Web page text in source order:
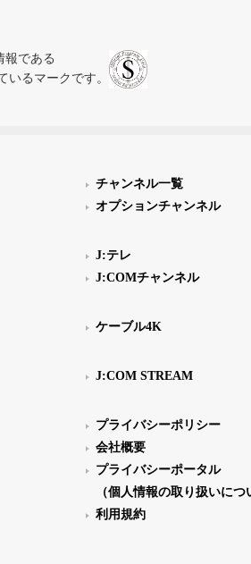
報である
いるマークです。
チャンネル一覧
オプションチャンネル
J:テレ
J:COMチャンネル
ケーブル4K
J:COM STREAM
プライバシーポリシー
会社概要
プライバシーポータル
（個人情報の取り扱いにつ
利用規約